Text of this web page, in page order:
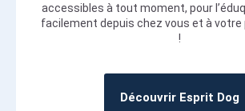
accessibles à tout moment, pour
facilement depuis chez vous et à votre
!
Découvrir Esprit Dog